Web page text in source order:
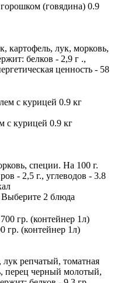
(говядина) 0.9
картофель, лук, морковь,
белков - 2,9 г .,
ценность - 58
с курицей 0.9 кг
специи. На 100 г.
- 2,5 г., углеводов - 3.8
Выберите 2 блюда
гр. (контейнер 1л)
репчатый, томатная
перец черный молотый,